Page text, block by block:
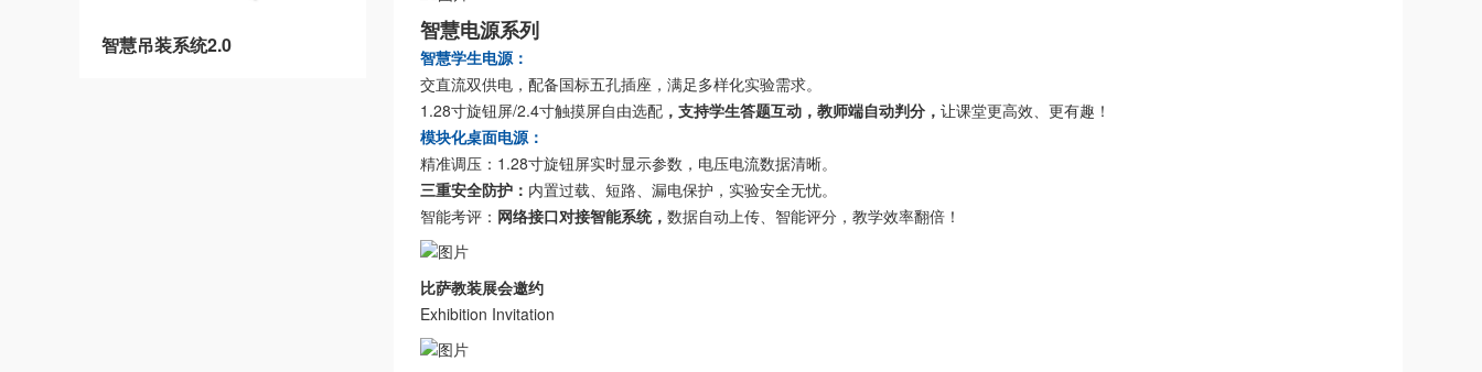
智慧吊装系统2.0
智慧电源系列
智慧学生电源：
交直流双供电，配备国标五孔插座，满足多样化实验需求。
1.28寸旋钮屏/2.4寸触摸屏自由选配 ，支持学生答题互动，教师端自动判分， 让课堂更高效、更有趣！
模块化桌面电源：
精准调压：1.28寸旋钮屏实时显示参数，电压电流数据清晰。
三重安全防护： 内置过载、短路、漏电保护，实验安全无忧。
智能考评： 网络接口对接智能系统， 数据自动上传、智能评分，教学效率翻倍！
比萨教装展会邀约
Exhibition Invitation